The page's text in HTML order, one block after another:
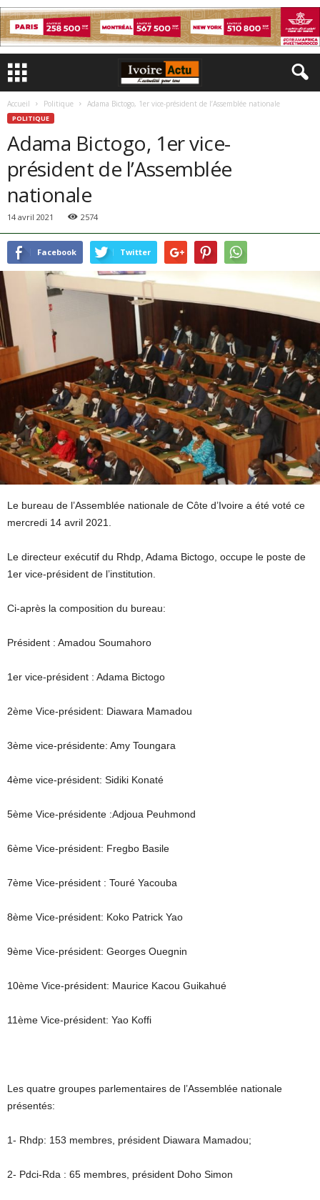
Accueil Politique Adama Bictogo, 1er vice-président de l’Assemblée nationale
POLITIQUE
Adama Bictogo, 1er vice-
président de l’Assemblée
nationale
14 avril 2021 2574
Facebook Twitter
Le bureau de l’Assemblée nationale de Côte d’Ivoire a été voté ce
mercredi 14 avril 2021.
Le directeur exécutif du Rhdp, Adama Bictogo, occupe le poste de
1er vice-président de l’institution.
Ci-après la composition du bureau:
Président : Amadou Soumahoro
1er vice-président : Adama Bictogo
2ème Vice-président: Diawara Mamadou
3ème vice-présidente: Amy Toungara
4ème vice-président: Sidiki Konaté
5ème Vice-présidente :Adjoua Peuhmond
6ème Vice-président: Fregbo Basile
7ème Vice-président : Touré Yacouba
8ème Vice-président: Koko Patrick Yao
9ème Vice-président: Georges Ouegnin
10ème Vice-président: Maurice Kacou Guikahué
11ème Vice-président: Yao Koffi
Les quatre groupes parlementaires de l’Assemblée nationale
présentés:
1- Rhdp: 153 membres, président Diawara Mamadou;
2- Pdci-Rda : 65 membres, président Doho Simon